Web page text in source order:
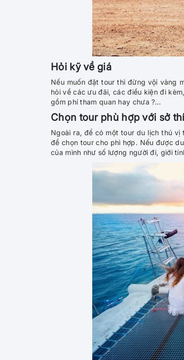
Hỏi kỹ về giá
Nếu muốn đặt tour thì đừng vội vàng
hỏi về các ưu đãi, các điều kiện đi
gồm phí tham quan hay chưa ?…
Chọn tour phù hợp với sở
Ngoài ra, để có một tour du lịch thú
để chọn tour cho phì hợp. Nếu được
của mình như số lượng người đi, giới